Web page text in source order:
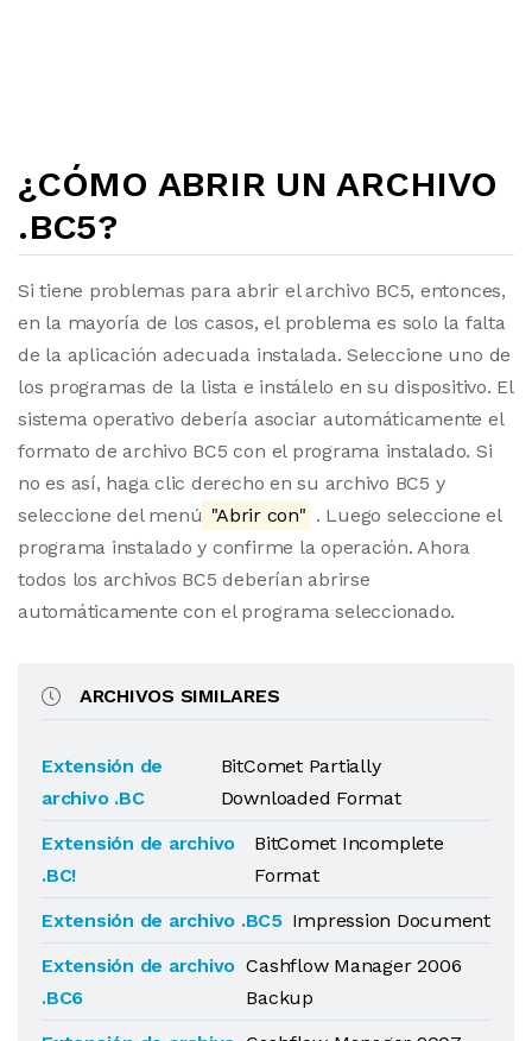
¿CÓMO ABRIR UN ARCHIVO
.BC5?
Si tiene problemas para abrir el archivo BC5, entonces,
en la mayoría de los casos, el problema es solo la falta
de la aplicación adecuada instalada. Seleccione uno de
los programas de la lista e instálelo en su dispositivo. El
sistema operativo debería asociar automáticamente el
formato de archivo BC5 con el programa instalado. Si
no es así, haga clic derecho en su archivo BC5 y
seleccione del menú "Abrir con" . Luego seleccione el
programa instalado y confirme la operación. Ahora
todos los archivos BC5 deberían abrirse
automáticamente con el programa seleccionado.
ARCHIVOS SIMILARES
Extensión de
archivo .BC
BitComet Partially
Downloaded Format
Extensión de archivo
.BC!
BitComet Incomplete
Format
Extensión de archivo .BC5 Impression Document
Extensión de archivo
.BC6
Cashflow Manager 2006
Backup